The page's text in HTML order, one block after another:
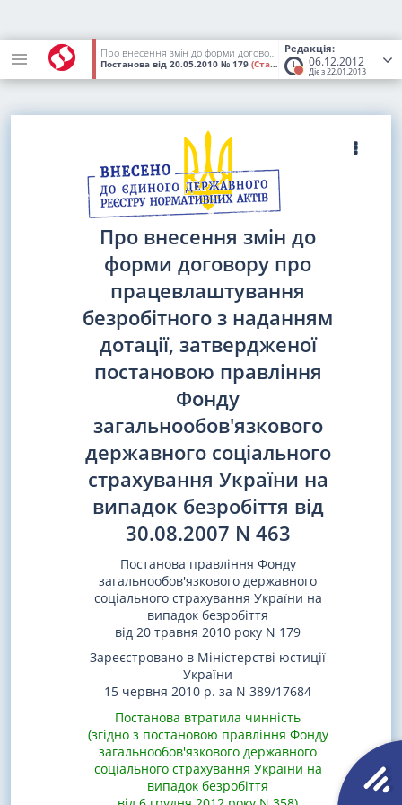
Редакція:
06.12.2012
Діє з 22.01.2013
Про внесення змін до форми договору про працевлаштування безробітного з наданням дотації, затвердженої постановою правління Фонду загальнообов'язкового державного соціального страхування України на випадок безробіття від 30.08.2007 N 463
Постанова від 20.05.2010 № 179 (Статус: Втратив чинність)
Про внесення змін до
форми договору про
працевлаштування
безробітного з наданням
дотації, затвердженої
постановою правління
Фонду
загальнообов'язкового
державного соціального
страхування України на
випадок безробіття від
30.08.2007 N 463
Постанова правління Фонду
загальнообов'язкового державного
соціального страхування України на
випадок безробіття
від 20 травня 2010 року N 179
Зареєстровано в Міністерстві юстиції
України
15 червня 2010 р. за N 389/17684
Постанова втратила чинність
(згідно з постановою правління Фонду
загальнообов'язкового державного
соціального страхування України на
випадок безробіття